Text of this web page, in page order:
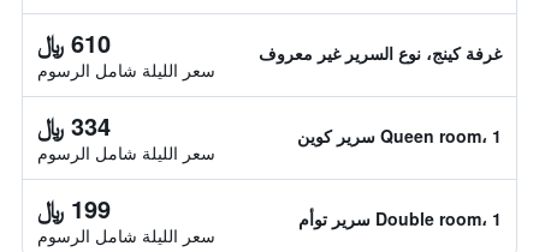
غرفة كينج، نوع السرير غير معروف 610 ﷼
سعر الليلة شامل الرسوم
Queen room، 1 سرير كوين 334 ﷼
سعر الليلة شامل الرسوم
Double room، 1 سرير توأم 199 ﷼
سعر الليلة شامل الرسوم